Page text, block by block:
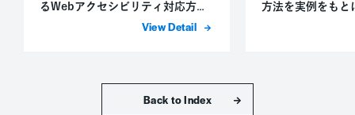
るWebアクセシビリティ対応方法
詳細を表示
方法を実例をもと
トップへ戻る